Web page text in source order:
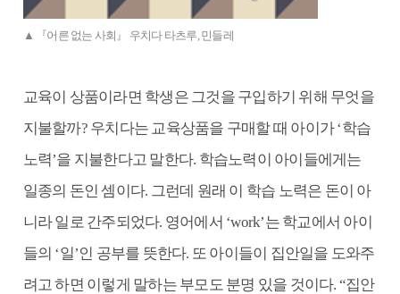
▲ 『어른 없는 사회』 우치다 타츠루, 민들레
교육이 상품이라면 학생은 그것을 구입하기 위해 무엇을
지불할까? 우치다는 교육상품을 구매할 때 아이가 ‘학습
노력’을 지불한다고 말한다. 학습노력이 아이들에게는
일종의 돈인 셈이다. 그런데 원래 이 학습 노력은 돈이 아
니라 일로 간주되었다. 영어에서 ‘work’는 학교에서 아이
들의 ‘일’인 공부를 뜻한다. 또 아이들이 집안일을 도와주
려고 하면 이렇게 말하는 부모도 분명 있을 것이다. “집안